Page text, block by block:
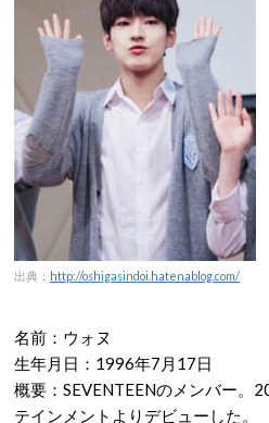
出典： http://oshigasindoi.hatenablog.com/
名前：ウォヌ
生年月日：1996年7月17日
概要：SEVENTEENのメンバー。
テインメントよりデビューした。